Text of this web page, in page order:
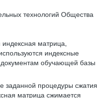
технологий Общества
матрица,
индексные
обучающей базы
заданной процедуры сжатия
матрица сжимается